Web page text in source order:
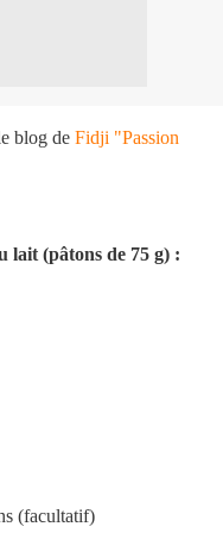
blog de Fidji "Passion
lait (pâtons de 75 g) :
(facultatif)